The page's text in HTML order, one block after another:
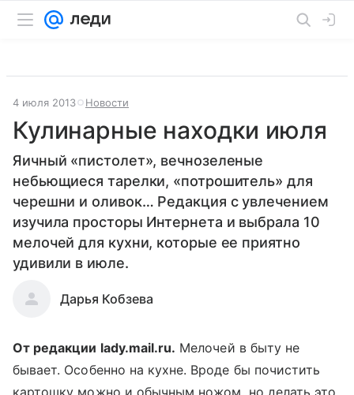
4 июля 2013 Новости
Кулинарные находки июля
Яичный «пистолет», вечнозеленые
небьющиеся тарелки, «потрошитель» для
черешни и оливок… Редакция с увлечением
изучила просторы Интернета и выбрала 10
мелочей для кухни, которые ее приятно
удивили в июле.
Дарья Кобзева
От редакции lady.mail.ru. Мелочей в быту не
бывает. Особенно на кухне. Вроде бы почистить
картошку можно и обычным ножом, но делать это